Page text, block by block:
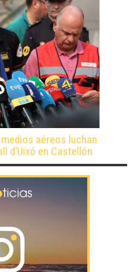
aéreos luchan
d’Uixó en Castellón